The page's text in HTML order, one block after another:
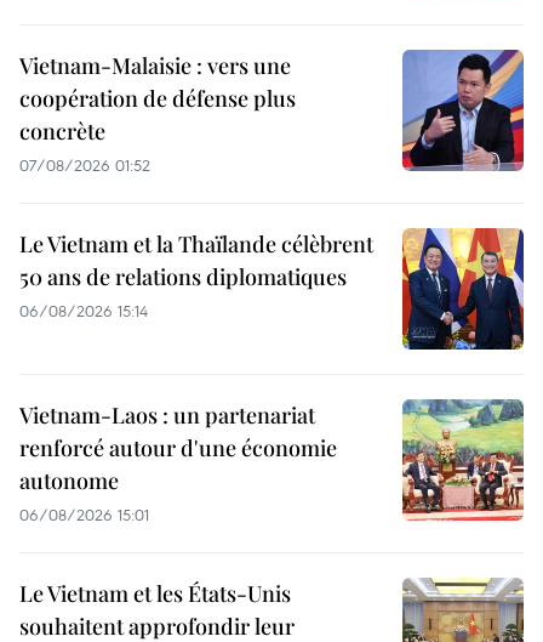
Vietnam-Malaisie : vers une
coopération de défense plus
concrète
07/08/2026 01:52
Le Vietnam et la Thaïlande célèbrent
50 ans de relations diplomatiques
06/08/2026 15:14
Vietnam-Laos : un partenariat
renforcé autour d'une économie
autonome
06/08/2026 15:01
Le Vietnam et les États-Unis
souhaitent approfondir leur